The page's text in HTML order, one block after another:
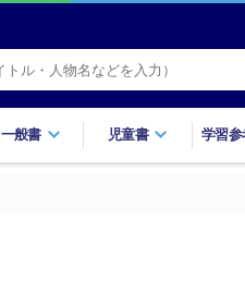
一般書 児童書 学習参